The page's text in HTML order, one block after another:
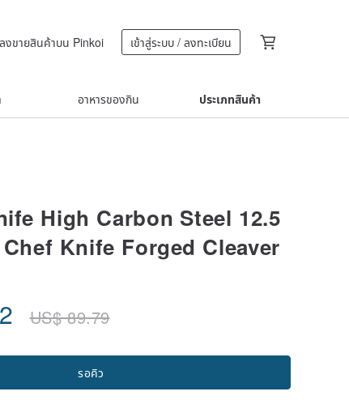
ลงขายสินค้าบน Pinkoi เข้าสู่ระบบ / ลงทะเบียน
อาหารของกิน ประเภทสินค้า
High Carbon Steel 12.5
Knife Forged Cleaver
US$89.79
รอคิว